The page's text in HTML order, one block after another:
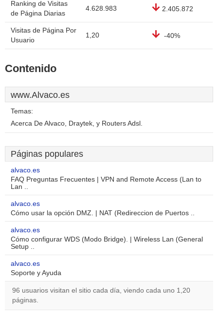
Ranking de Visitas
de Página Diarias
4.628.983 2.405.872
Visitas de Página Por
Usuario
1,20 -40%
Contenido
www.Alvaco.es
Temas:
Acerca De Alvaco, Draytek, y Routers Adsl.
Páginas populares
alvaco.es
FAQ Preguntas Frecuentes | VPN and Remote Access (Lan to
Lan ..
alvaco.es
Cómo usar la opción DMZ. | NAT (Redireccion de Puertos ..
alvaco.es
Cómo configurar WDS (Modo Bridge). | Wireless Lan (General
Setup ..
alvaco.es
Soporte y Ayuda
96 usuarios visitan el sitio cada día, viendo cada uno 1,20
páginas.